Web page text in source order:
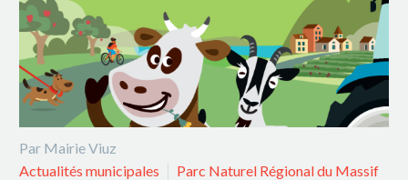
Par Mairie Viuz
Actualités municipales
Parc Naturel Régional du Massif